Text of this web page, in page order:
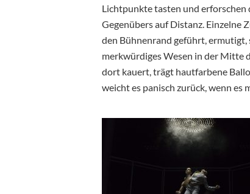
Lichtpunkte tasten und erforschen
Gegenübers auf Distanz. Einzelne
den Bühnenrand geführt, ermutigt,
merkwürdiges Wesen in der Mitte
dort kauert, trägt hautfarbene
weicht es panisch zurück, wenn es